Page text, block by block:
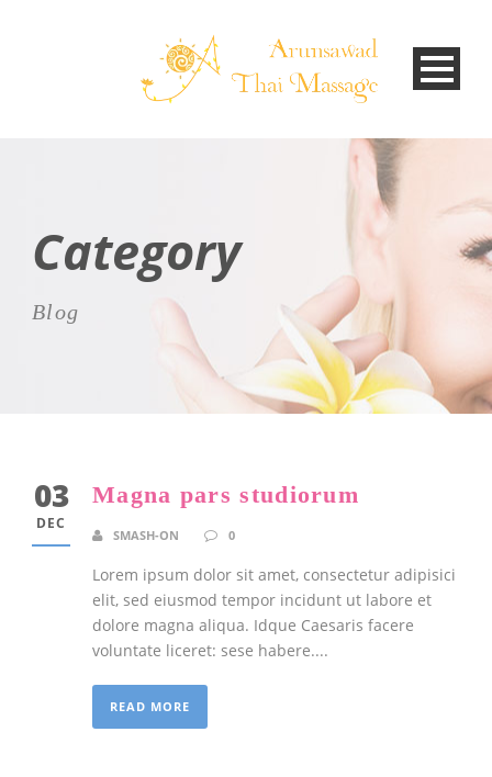
Category
Blog
03
DEC
Magna pars studiorum
SMASH-ON 0
Lorem ipsum dolor sit amet, consectetur adipisici
elit, sed eiusmod tempor incidunt ut labore et
dolore magna aliqua. Idque Caesaris facere
voluntate liceret: sese habere....
READ MORE